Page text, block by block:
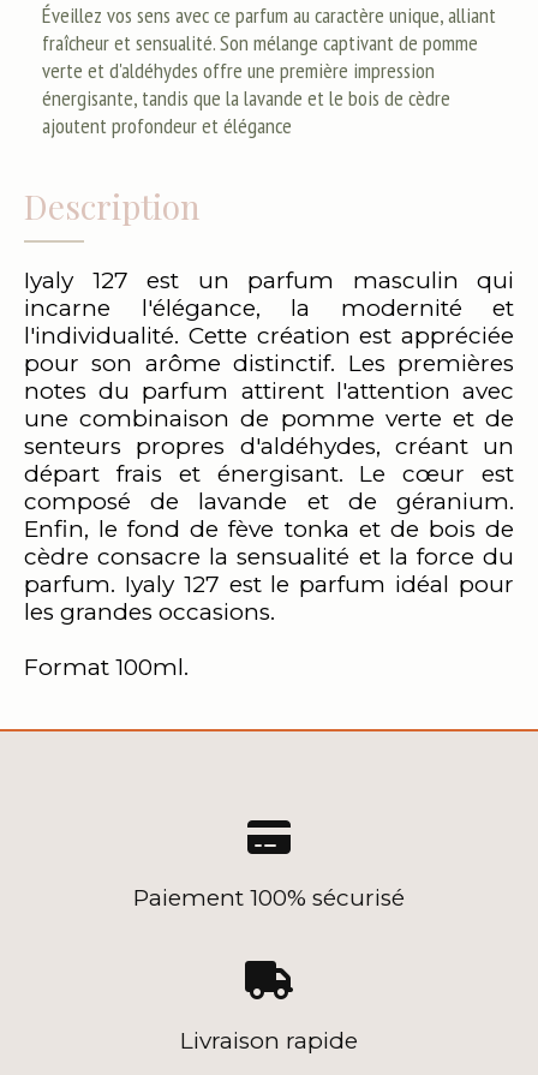
Éveillez vos sens avec ce parfum au caractère unique, alliant
fraîcheur et sensualité. Son mélange captivant de pomme
verte et d'aldéhydes offre une première impression
énergisante, tandis que la lavande et le bois de cèdre
ajoutent profondeur et élégance
Description
Iyaly 127 est un parfum masculin qui
incarne l'élégance, la modernité et
l'individualité. Cette création est appréciée
pour son arôme distinctif. Les premières
notes du parfum attirent l'attention avec
une combinaison de pomme verte et de
senteurs propres d'aldéhydes, créant un
départ frais et énergisant. Le cœur est
composé de lavande et de géranium.
Enfin, le fond de fève tonka et de bois de
cèdre consacre la sensualité et la force du
parfum. Iyaly 127 est le parfum idéal pour
les grandes occasions.
Format 100ml.

Paiement 100% sécurisé

Livraison rapide